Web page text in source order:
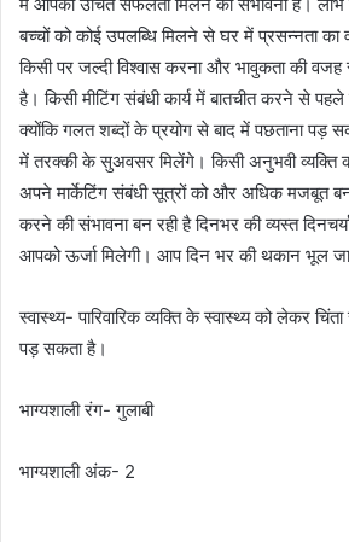
बच्चों को कोई उपलब्धि मिलने से घर में प्रसन्नता का
किसी पर जल्दी विश्वास करना और भावुकता की
है। किसी मीटिंग संबंधी कार्य में बातचीत करने से
क्योंकि गलत शब्दों के प्रयोग से बाद में पछताना पड़
में तरक्की के सुअवसर मिलेंगे। किसी अनुभवी व्यक्ति
अपने मार्केटिंग संबंधी सूत्रों को और अधिक मजबूत
करने की संभावना बन रही है दिनभर की व्यस्त
आपको ऊर्जा मिलेगी। आप दिन भर की थकान भूल
स्वास्थ्य- पारिवारिक व्यक्ति के स्वास्थ्य को लेकर
पड़ सकता है।
भाग्यशाली रंग- गुलाबी
भाग्यशाली अंक- 2